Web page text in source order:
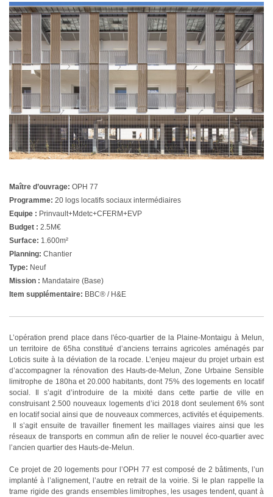
Maître d’ouvrage: OPH 77
Programme: 20 logs locatifs sociaux intermédiaires
Equipe : Prinvault+Mdetc+CFERM+EVP
Budget : 2.5M€
Surface: 1.600m²
Planning: Chantier
Type: Neuf
Mission : Mandataire (Base)
Item supplémentaire: BBC® / H&E
L’opération prend place dans l'éco-quartier de la Plaine-Montaigu à Melun,
un territoire de 65ha constitué d’anciens terrains agricoles aménagés par
Loticis suite à la déviation de la rocade. L’enjeu majeur du projet urbain est
d’accompagner la rénovation des Hauts-de-Melun, Zone Urbaine Sensible
limitrophe de 180ha et 20.000 habitants, dont 75% des logements en locatif
social. Il s’agit d’introduire de la mixité dans cette partie de ville en
construisant 2.500 nouveaux logements d’ici 2018 dont seulement 6% sont
en locatif social ainsi que de nouveaux commerces, activités et équipements.
Il s’agit ensuite de travailler finement les maillages viaires ainsi que les
réseaux de transports en commun afin de relier le nouvel éco-quartier avec
l’ancien quartier des Hauts-de-Melun.
Ce projet de 20 logements pour l’OPH 77 est composé de 2 bâtiments, l’un
implanté à l’alignement, l’autre en retrait de la voirie. Si le plan rappelle la
trame rigide des grands ensembles limitrophes, les usages tendent, quant à